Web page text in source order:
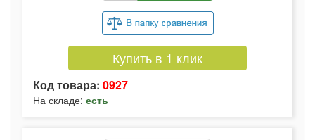
Купить в 1 клик
Код товара: 0927
На складе: есть